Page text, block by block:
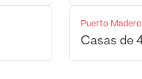
Puerto Madero
Casas de